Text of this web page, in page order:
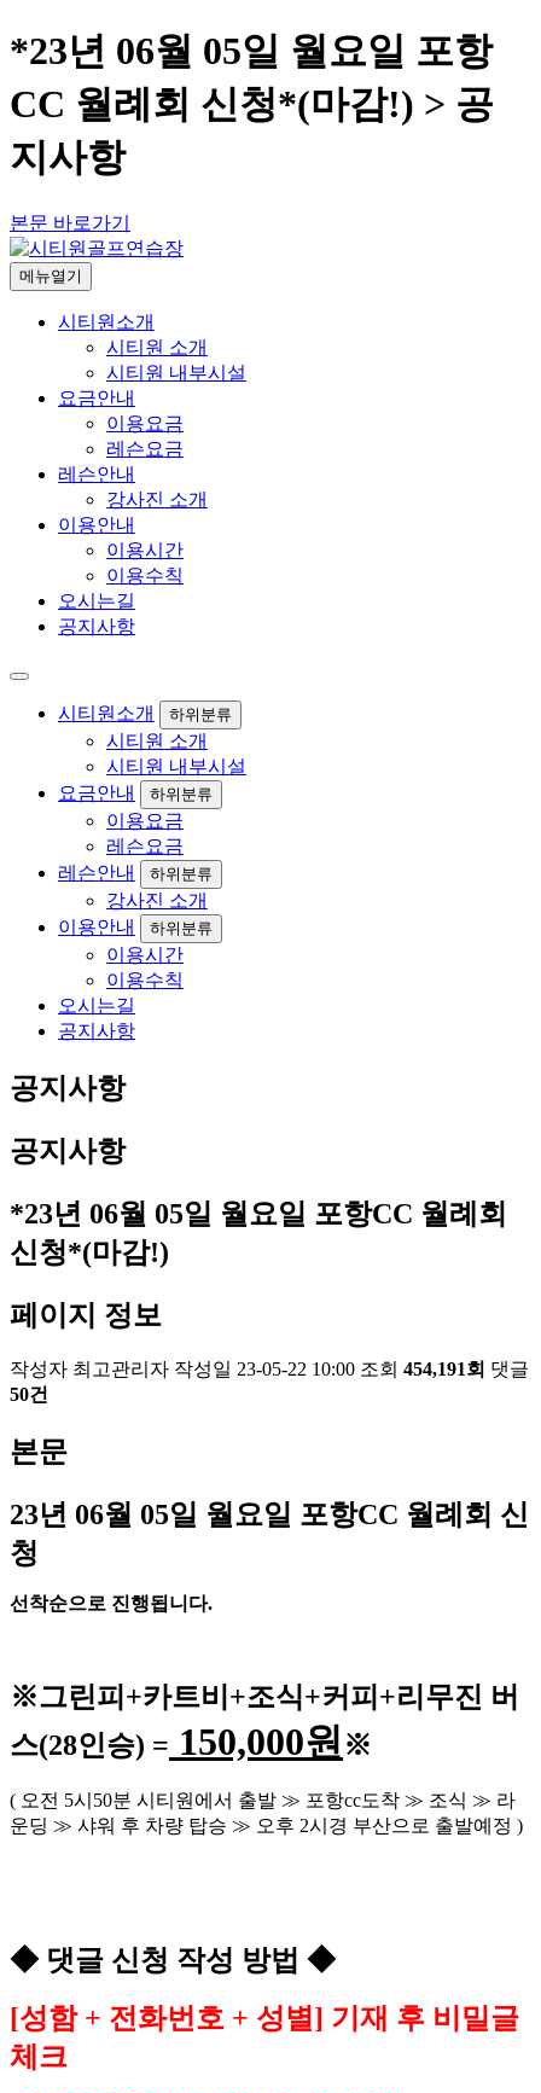
*23년 06월 05일 월요일 포항
CC 월례회 신청*(마감!) > 공
지사항
본문 바로가기
메뉴열기
시티원소개
시티원 소개
시티원 내부시설
요금안내
이용요금
레슨요금
레슨안내
강사진 소개
이용안내
이용시간
이용수칙
오시는길
공지사항
시티원소개 하위분류
시티원 소개
시티원 내부시설
요금안내
하위분류
이용요금
레슨요금
레슨안내
하위분류
강사진 소개
이용안내
하위분류
이용시간
이용수칙
오시는길
공지사항
공지사항
공지사항
*23년 06월 05일 월요일 포항CC 월례회
신청*(마감!)
페이지 정보
작성자 최고관리자 작성일 23-05-22 10:00 조회 454,191회 댓글
50건
본문
23년 06월 05일 월요일 포항CC 월례회 신
청
선착순으로 진행됩니다.
※그린피 +카트비 +조식+커피+리무진 버
스(28인승) = 150,000원 ※
( 오전 5시 50분 시티원에서 출발 ≫ 포항cc도착 ≫ 조식 ≫ 라
운딩 ≫ 샤워 후 차량 탑승 ≫ 오후 2시경 부산으로 출발예정 )
◆ 댓글 신청 작성 방법 ◆
[성함 + 전화번호 + 성별] 기재 후 비밀글
체크